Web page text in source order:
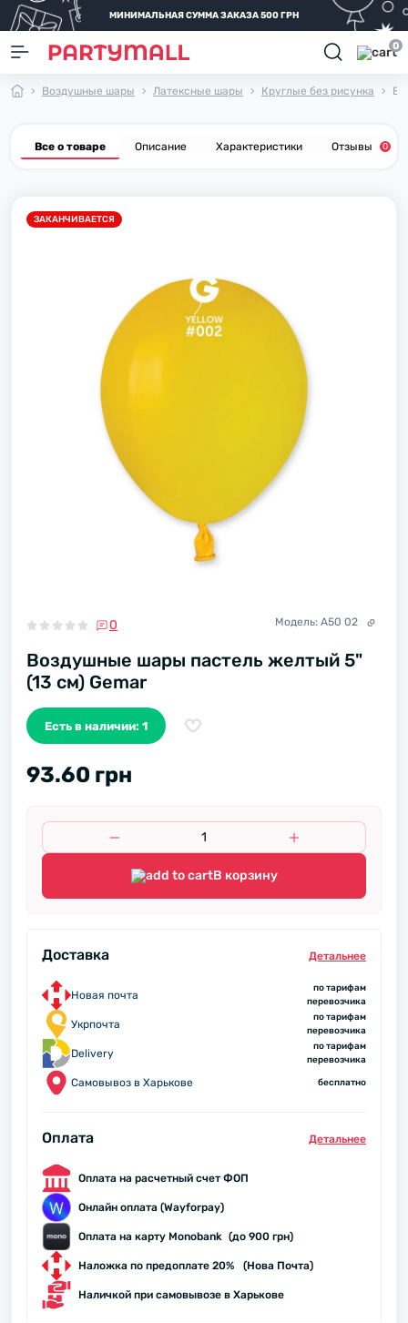
МИНИМАЛЬНАЯ СУММА ЗАКАЗА 500 ГРН
0
Воздушные шары Латексные шары Круглые без рисунка
Все о товаре Описание Характеристики Отзывы 0
ЗАКАНЧИВАЕТСЯ
0 Модель: A50 02
Воздушные шары пастель желтый 5"
(13 см) Gemar
Есть в наличии: 1
93.60 грн
В корзину
Доставка Детальнее
Новая почта
по тарифам
перевозчика
Укрпочта
по тарифам
перевозчика
Delivery
по тарифам
перевозчика
Самовывоз в Харькове бесплатно
Оплата Детальнее
Оплата на расчетный счет ФОП
Онлайн оплата (Wayforpay)
Оплата на карту Monobank (до 900 грн)
Наложка по предоплате 20% (Нова Почта)
Наличкой при самовывозе в Харькове